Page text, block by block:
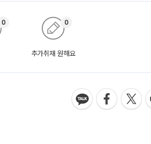
0
추가취재 원해요
0